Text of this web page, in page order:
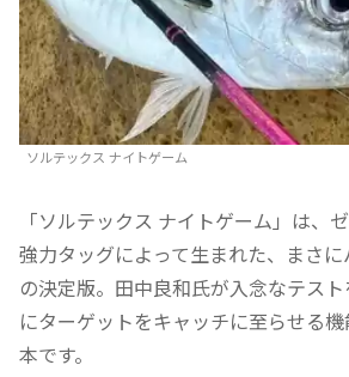
ソルテックス ナイトゲーム
「ソルテックス ナイトゲーム」は、
強力タッグによって生まれた、まさ
の決定版。田中良和氏が入念なテス
にターゲットをキャッチに至らせる
本です。